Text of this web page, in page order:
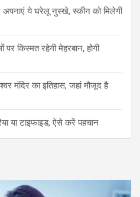
ये घरेलू नुस्खे, स्कीन को मिलेगी
किस्मत रहेगी मेहरबान, होगी
मंदिर का इतिहास, जहां मौजूद है
या टाइफाइड, ऐसे करें पहचान